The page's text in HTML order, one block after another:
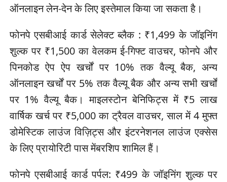
ऑनलाइन लेन-देन के लिए इस्तेमाल किया जा सकता है।
फोनपे एसबीआई कार्ड सेलेक्ट ब्लैक : ₹1,499 के जॉइनिंग
शुल्क पर ₹1,500 का वेलकम ई-गिफ्ट वाउचर, फोनपे और
पिनकोड ऐप ऐप खर्चों पर 10% तक वैल्यू बैक, अन्य
ऑनलाइन खर्चों पर 5% तक वैल्यू बैक और अन्य सभी खर्चों
पर 1% वैल्यू बैक। माइलस्टोन बेनिफिट्स में ₹5 लाख
वार्षिक खर्च पर ₹5,000 का ट्रैवल वाउचर, साल में 4 मुफ्त
डोमेस्टिक लाउंज विज़िट्स और इंटरनेशनल लाउंज एक्सेस
के लिए प्रायोरिटी पास मेंबरशिप शामिल हैं।
फोनपे एसबीआई कार्ड पर्पल: ₹499 के जॉइनिंग शुल्क पर